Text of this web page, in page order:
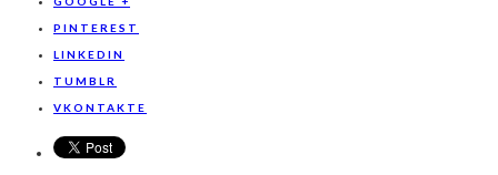
PINTEREST
LINKEDIN
TUMBLR
VKONTAKTE